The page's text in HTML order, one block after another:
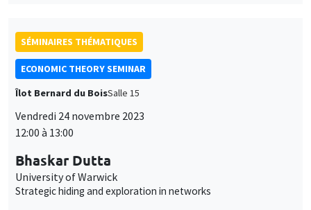
SÉMINAIRES THÉMATIQUES
ECONOMIC THEORY SEMINAR
Îlot Bernard du BoisSalle 15
Vendredi 24 novembre 2023
12:00 à 13:00
Bhaskar Dutta
University of Warwick
Strategic hiding and exploration in networks